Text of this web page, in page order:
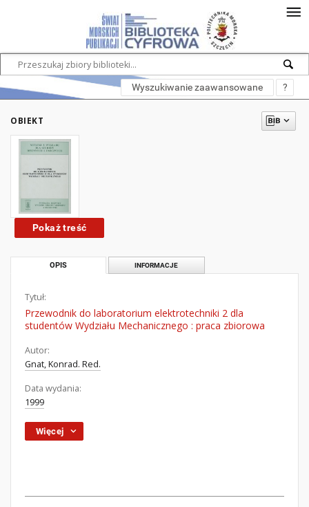
Wyszukiwanie zaawansowane ?
OBIEKT
Pokaż treść
OPIS INFORMACJE
Tytuł:
Przewodnik do laboratorium elektrotechniki 2 dla
studentów Wydziału Mechanicznego : praca zbiorowa
Autor:
Gnat, Konrad. Red.
Data wydania:
1999
Więcej